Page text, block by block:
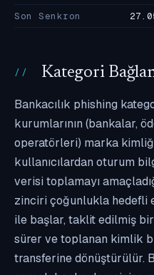
Son Senkron
Kategori
Bankacılık phishing
kurumlarının (bankalar,
operatörleri) marka
kullanıcılardan oturum
verisi toplamayı
zinciri çoğunlukla hedefli
ile başlar, taklit edilmiş
sürer ve toplanan kimlik
transferine dönüştürülür.